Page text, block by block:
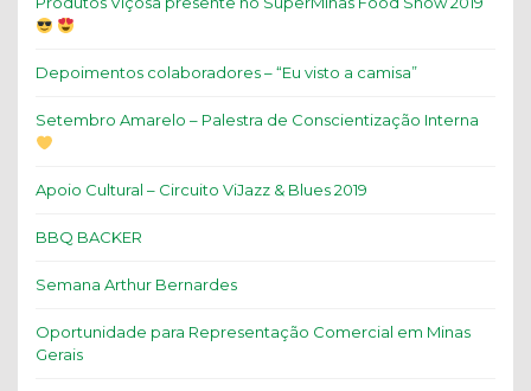
Depoimentos colaboradores – “Eu visto a camisa”
Setembro Amarelo – Palestra de Conscientização Interna
Apoio Cultural – Circuito ViJazz & Blues 2019
BBQ BACKER
Semana Arthur Bernardes
Oportunidade para Representação Comercial em Minas
Gerais